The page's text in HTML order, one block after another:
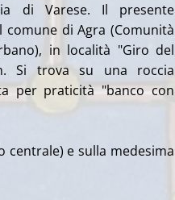
di Varese. Il presente
di Agra (Comunità
in località "Giro del
Si trova su una roccia
per praticità "banco con
centrale) e sulla medesima